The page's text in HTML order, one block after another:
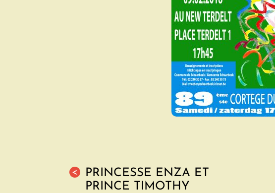
<
PRINCESSE ENZA ET
PRINCE TIMOTHY